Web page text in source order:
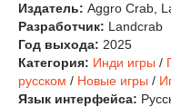
Издатель: Aggro Crab,
Разработчик: Landcrab
Год выхода: 2025
Категория: Инди игры /
русском / Новые игры /
Язык интерфейса: